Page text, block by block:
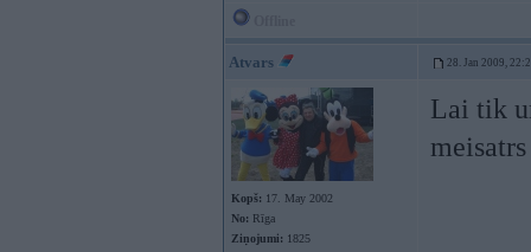
Atvars 28. Jan 2009,
Kopš: 17. May 2002
No: Rīga
Ziņojumi: 1825
Lai tik